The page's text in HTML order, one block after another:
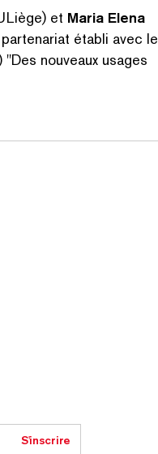
et Maria Elena
établi avec le
"Des nouveaux usages
S'inscrire